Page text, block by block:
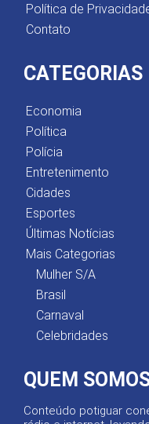
Política de
Contato
CATEGORIAS
Economia
Política
Polícia
Entretenimento
Cidades
Esportes
Últimas Notícias
Mais Categorias
Mulher S/A
Brasil
Carnaval
Celebridades
QUEM
Conteúdo potiguar